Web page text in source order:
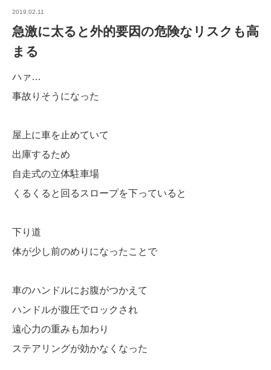
2019.02.11
急激に太ると外的要因の危険なリスクも高
まる
ハァ…
事故りそうになった
屋上に車を止めていて
出庫するため
自走式の立体駐車場
くるくると回るスロープを下っていると
下り道
体が少し前のめりになったことで
車のハンドルにお腹がつかえて
ハンドルが腹圧でロックされ
遠心力の重みも加わり
ステアリングが効かなくなった